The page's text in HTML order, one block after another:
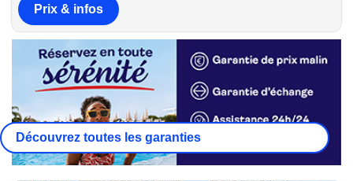
Prix & infos
Découvrez toutes les garanties